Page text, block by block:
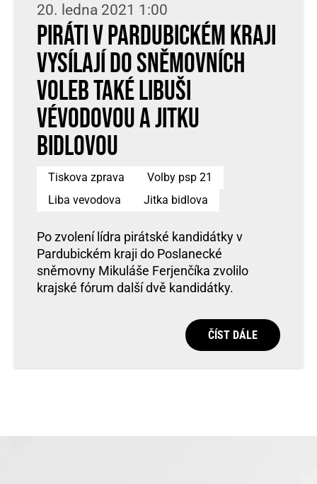
20. ledna 2021 1:00
Piráti v Pardubickém kraji
vysílají do sněmovních
voleb také Libuši
Vévodovou a Jitku
Bidlovou
Tiskova zprava
Volby psp 21
Liba vevodova
Jitka bidlova
Po zvolení lídra pirátské kandidátky v
Pardubickém kraji do Poslanecké
sněmovny Mikuláše Ferjenčíka zvolilo
krajské fórum další dvě kandidátky.
ČÍST DÁLE